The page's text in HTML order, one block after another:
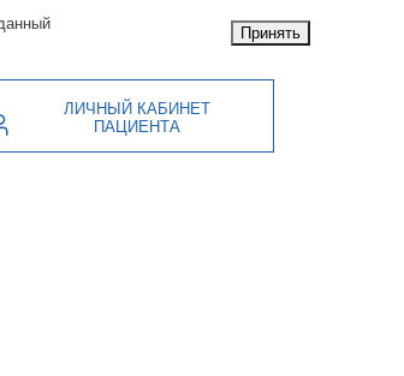
ЛИЧНЫЙ КАБИНЕТ
ПАЦИЕНТА
Принять